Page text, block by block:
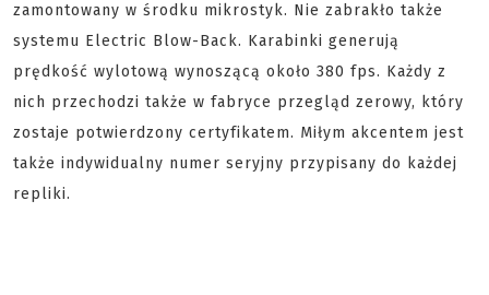
zamontowany w środku mikrostyk. Nie zabrakło także
systemu Electric Blow-Back. Karabinki generują
prędkość wylotową wynoszącą około 380 fps. Każdy z
nich przechodzi także w fabryce przegląd zerowy, który
zostaje potwierdzony certyfikatem. Miłym akcentem jest
także indywidualny numer seryjny przypisany do każdej
repliki.